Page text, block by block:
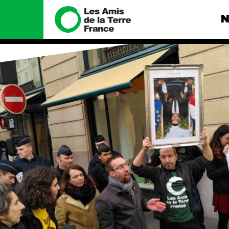
Nous connaître
Histoire
Manifeste
Missions et méthodes
Valeurs
Équipes et
fonctionnement
Le réseau dans le monde
Nos alliés
Je soutiens les Amis de la
Terre
Nos
Total, rendez-
tribunal
Gaz « naturel
enfumage
Mode : une
destructrice
Gaz au
violence
Nos autres